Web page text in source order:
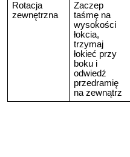
Rotacja
zewnętrzna
Zaczep
taśmę na
wysokości
łokcia,
trzymaj
łokieć przy
boku i
odwiedź
przedramię
na zewnątrz